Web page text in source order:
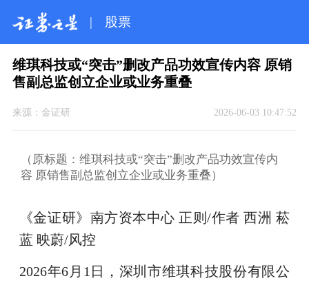
| 股票
维琪科技或“突击”删改产品功效宣传内容 原销
售副总监创立企业或业务重叠
来源： 金证研 2026-06-03 10:47:52
（原标题：维琪科技或“突击”删改产品功效宣传内
容 原销售副总监创立企业或业务重叠）
《金证研》南方资本中心 正则/作者 西洲 菘
蓝 映蔚/风控
2026年6月1日，深圳市维琪科技股份有限公